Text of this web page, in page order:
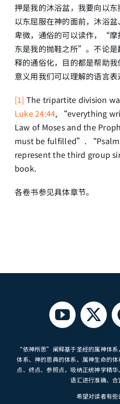
押是我的沐浴盆，我要向以
以东屈服在神的面前，沐浴
卑微，通俗的可以读作，“摩
东是我的抛鞋之所”。不论
释的通俗化，目的都是帮助
意义用我们可以理解的语言表
[1] The tripartite division
Luke 24:44, “everything
Law of Moses and the
must be fulfilled”.
represent the third group
book.
各卷书参见具体章节。
“依神所思”阐释基于圣经的属神体
体系、神的恩典的体系、属神生命的
点、终点、参照点，吸纳正统神学精
语汇进行准确、合
希望对读者有些